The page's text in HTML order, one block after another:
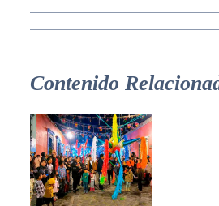
Contenido